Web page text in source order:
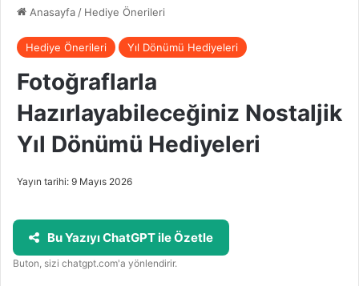
Anasayfa / Hediye Önerileri
Hediye Önerileri Yıl Dönümü Hediyeleri
Fotoğraflarla
Hazırlayabileceğiniz Nostaljik
Yıl Dönümü Hediyeleri
Yayın tarihi: 9 Mayıs 2026
Bu Yazıyı ChatGPT ile Özetle
Buton, sizi chatgpt.com'a yönlendirir.